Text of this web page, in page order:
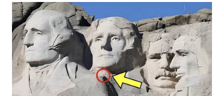
WN
LIKUPANG
WN
LABUANBAJO
WN
BORNEO